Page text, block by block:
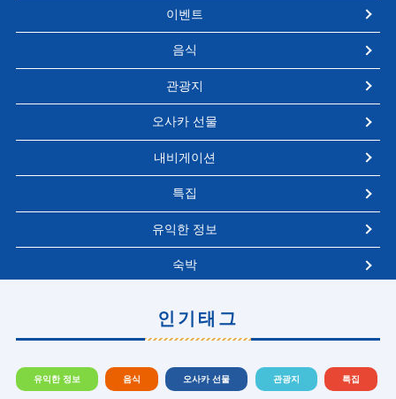
이벤트
음식
관광지
오사카 선물
내비게이션
특집
유익한 정보
숙박
인기태그
유익한 정보 음식 오사카 선물 관광지 특집